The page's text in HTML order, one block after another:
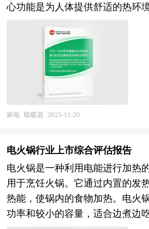
换新、绿色制造体系认证与"双
管机制尚待完善。 未来五年，技
新将重塑产业竞争规则。智能化
认知智能跃迁，生成式AI嵌入产
务，智能家居操作系统成为生态
能效标识向全生命周期碳足迹管
料、光伏直驱技术与以旧换新回
进，传统制造基地向"总部经济+
中西部承接高端制造环节，避免
格局。政府战略管理重心从项目
体系构建，财政支持向上游研发
网络倾斜，区域协同基金与联合
心功能是为人体提供舒适的热环
热，维持体温平衡，同时也可用
助用途。作为现代生活中常见的
的设计需兼顾热效率、安全性与
作原理与结构形式因能源类型和
样化特征。 从能源类型划分，取
型、燃气型与燃油型三大类。电
热，再经对流（如暖风机）、辐
热、清洁无污染、控制精准等优
庭、办公室等场景；燃气型取暖
化气为燃料，通过燃烧产生火焰
户外或无电力供应区域，但需配
家电 取暖器 2025-11-20
电火锅行业上市综合评估报告
电火锅是一种利用电能进行加热
用于烹饪火锅。它通过内置的发
热能，使锅内的食物加热。电火
功率和较小的容量，适合边煮边